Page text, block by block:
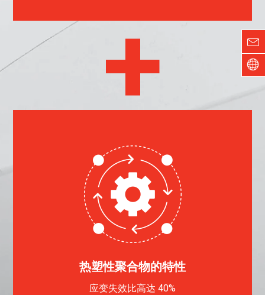
+
热塑性聚合物的特性
应变失效比高达 40%